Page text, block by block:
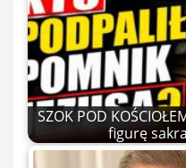
SZOK POD
figurę